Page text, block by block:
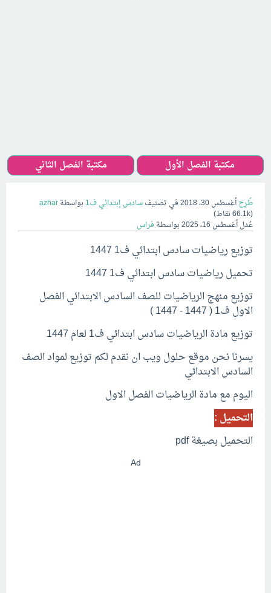
مكتبة الفصل الأول مكتبة الفصل الثاني
طُرِحأغسطس 30، 2018 في تصنيفسادس إبتدائي ف1 بواسطةazhar
(
66.1kنقاط)
عُدلأغسطس 16، 2025 بواسطةفراس
توزيع رياضيات سادس ابتدائي ف1 1447
تحميل رياضيات سادس ابتدائي ف1 1447
توزيع منهج الرياضيات للصف السادس الابتدائي الفصل
الاول ف1 ( 1447 - 1447 )
توزيع مادة الرياضيات سادس ابتدائي ف1 لعام 1447
يسرنا نحن موقع حلول ويب ان نقدم لكم توزيع لمواد الصف
السادس الابتدائي
اليوم مع مادة الرياضيات الفصل الاول
التحميل :
التحميل بصيغة pdf
Ad